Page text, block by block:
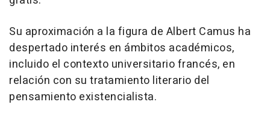
Su aproximación a la figura de Albert Camus ha
despertado interés en ámbitos académicos,
incluido el contexto universitario francés, en
relación con su tratamiento literario del
pensamiento existencialista.